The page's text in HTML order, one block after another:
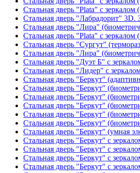
Стальная дверь "Plata" с
Стальная дверь "Лабрадорит" 3D.
Стальная дверь "Лира"
Стальная дверь "Plata" с зеркалом
Стальная дверь "Сургут"
Стальная дверь "Лира"
Стальная дверь "Дуэт Б" с
Стальная дверь "Лидер" с
Стальная дверь "Беркут"
Стальная дверь "Беркут"
Стальная дверь "Беркут"
Стальная дверь "Беркут"
Стальная дверь "Беркут"
Стальная дверь "Беркут"
Стальная дверь "Беркут" (умная
Стальная дверь "Беркут" с
Стальная дверь "Беркут" с
Стальная дверь "Беркут" с
Стальная дверь "Беркут" с